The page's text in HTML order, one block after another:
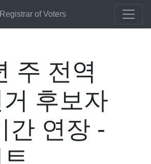
Registrar of Voters
주 전역
후보자
간 연장 -